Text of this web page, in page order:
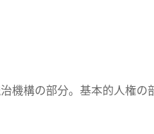
機構の部分。基本的人権の